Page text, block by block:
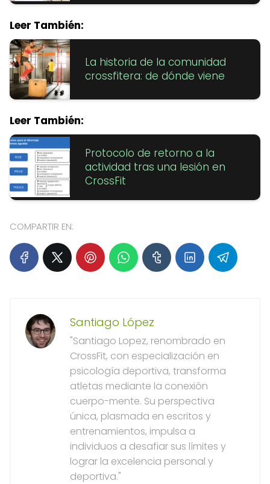
Leer También:
La historia de la comunidad
crossfitera: de dónde viene
Leer También:
Protocolo de retorno a la
actividad tras una lesión en
CrossFit
COMPARTIR EN:
Santiago López
"Santiago Lopez, renombrado en
CrossFit, con especialización en
psicología deportiva, transforma
atletas mediante la conexión
cuerpo-mente. Su perspectiva
única, plasmada en escritos y
entrenamientos, impulsa a
individuos a desafiar sus límites y
lograr la excelencia personal y
deportiva."